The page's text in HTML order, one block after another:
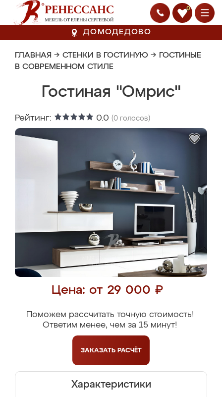
0
ДОМОДЕДОВО
ГЛАВНАЯ → СТЕНКИ В ГОСТИНУЮ → ГОСТИНЫЕ
В СОВРЕМЕННОМ СТИЛЕ
Гостиная "Омрис"
Рейтинг: 0.0 (0 голосов)
Цена: от 29 000 ₽
Поможем рассчитать точную стоимость!
Ответим менее, чем за 15 минут!
ЗАКАЗАТЬ РАСЧЁТ
Характеристики